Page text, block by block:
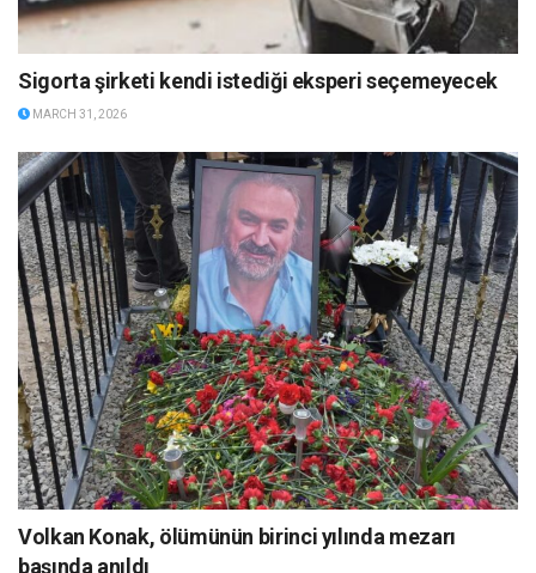
Sigorta şirketi kendi istediği eksperi seçemeyecek
MARCH 31, 2026
Volkan Konak, ölümünün birinci yılında mezarı
başında anıldı